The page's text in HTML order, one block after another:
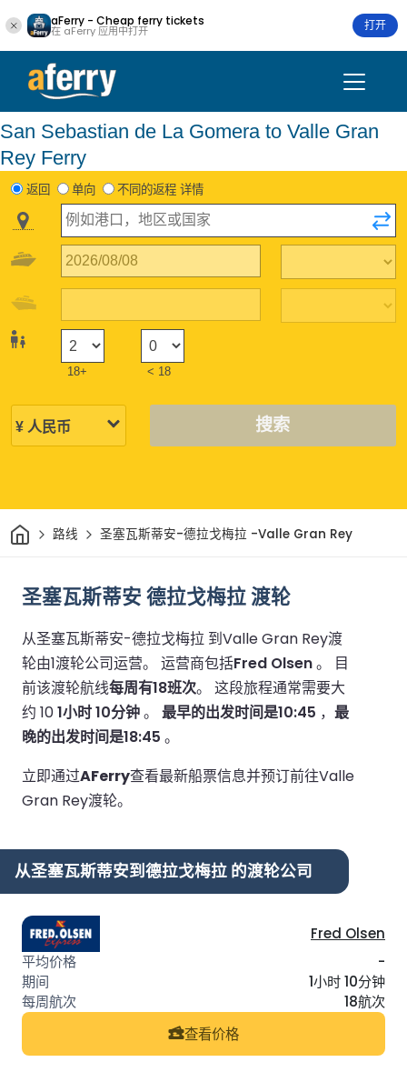
aFerry - Cheap ferry tickets
在 aFerry 应用中打开 打开
San Sebastian de La Gomera to Valle Gran
Rey Ferry
返回 单向 不同的返程 详情
18+ < 18
搜索
家 路线 圣塞瓦斯蒂安-德拉戈梅拉 -Valle Gran Rey
圣塞瓦斯蒂安 德拉戈梅拉 渡轮
从圣塞瓦斯蒂安-德拉戈梅拉 到Valle Gran Rey渡
轮由1渡轮公司运营。 运营商包括Fred Olsen。 目
前该渡轮航线每周有18班次。 这段旅程通常需要大
约 101小时 10分钟。 最早的出发时间是10:45 ， 最
晚的出发时间是18:45 。
立即通过AFerry查看最新船票信息并预订前往Valle
Gran Rey渡轮。
从圣塞瓦斯蒂安到德拉戈梅拉 的渡轮公司
Fred Olsen
-
1小时 10分钟
18航次
查看价格